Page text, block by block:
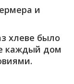
и
хлеве было
каждый дом